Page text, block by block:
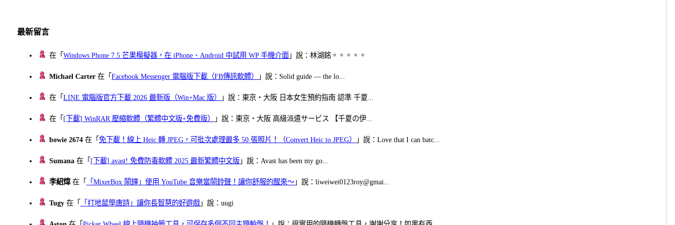
最新留言
在「Windows Phone 7.5 芒果模擬器，在 iPhone、Android 中試用 WP 手機介面 」說：林湖銘。。。。。
Michael Carter 在「Facebook Messenger 電腦版下載（FB傳訊軟體） 」說：Solid guide — the lo...
在「LINE 電腦版官方下載 2026 最新版（Win+Mac 版） 」說：東京・大阪 日本女生預約指南 認準 千夏...
在「 [下載] WinRAR 壓縮軟體（繁體中文版+免費版） 」說：東京・大阪 高級派遣サービス 【千夏の伊...
bowie 2674 在「免下載！線上 Heic 轉 JPEG，可批次處理最多 50 張照片！（Convert Heic to JPEG） 」說：Love that I can batc...
Sumana 在「 [下載] avast! 免費防毒軟體 2025 最新繁體中文版 」說：Avast has been my go...
李紹煒在「 「MixerBox 鬧鐘」使用 YouTube 音樂當鬧鈴聲！讓你舒服的醒來～ 」說：liweiwei0123roy@gmai...
Tugy 在「 「打地鼠學唐詩」讓你長智慧的好遊戲 」說：uugi